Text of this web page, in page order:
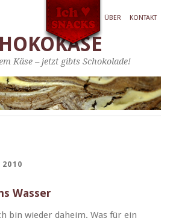
ÜBER KONTAKT
Käse – jetzt gibts Schokolade!
2010
Wasser
bin wieder daheim. Was für ein